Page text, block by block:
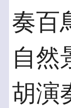
奏百
自然
胡演